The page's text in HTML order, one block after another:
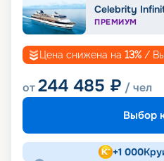
Celebrity
ПРЕМИУМ
Цена снижена на 13% /
от244 485 ₽ / чел
Выбор
+1 000